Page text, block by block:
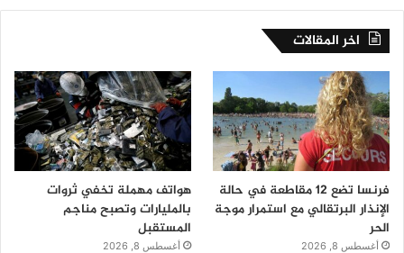
اخر المقالات
فرنسا تضع 12 مقاطعة في حالة
الإنذار البرتقالي مع استمرار موجة
الحر
أغسطس 8, 2026
هواتف مهملة تخفي ثروات
بالمليارات وتصبح مناجم
المستقبل
أغسطس 8, 2026